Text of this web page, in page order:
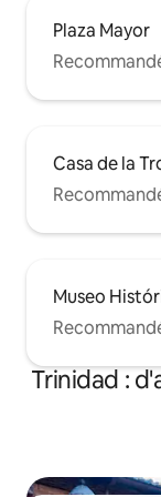
Plaza Mayor
Casa de la
Museo
Trinidad :